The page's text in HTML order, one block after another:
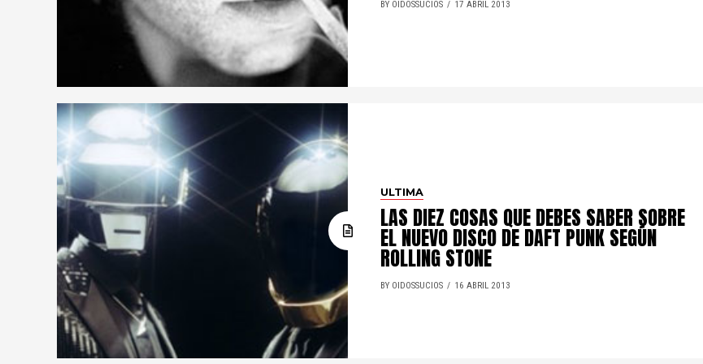
BY OIDOSSUCIOS 17 ABRIL 2013
ULTIMA
LAS DIEZ COSAS QUE DEBES SABER SOBRE
EL NUEVO DISCO DE DAFT PUNK SEGÚN
ROLLING STONE
BY OIDOSSUCIOS 16 ABRIL 2013